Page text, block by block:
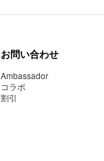
お問い合わせ
Ambassador
コラボ
割引